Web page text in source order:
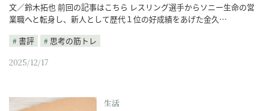
文／鈴木拓也 前回の記事はこちら レスリング選手からソニー生命の営
業職へと転身し、新人として歴代１位の好成績をあげた金久…
書評
思考の筋トレ
2025/12/17
生活